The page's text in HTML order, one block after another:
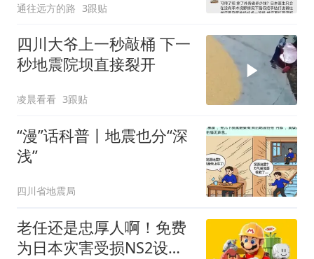
通往远方的路 3跟贴
四川大爷上一秒敲桶 下一
秒地震院坝直接裂开
凌晨看看 3跟贴
“漫”话科普丨地震也分“深
浅”
四川省地震局
老任还是忠厚人啊！免费
为日本灾害受损NS2设备